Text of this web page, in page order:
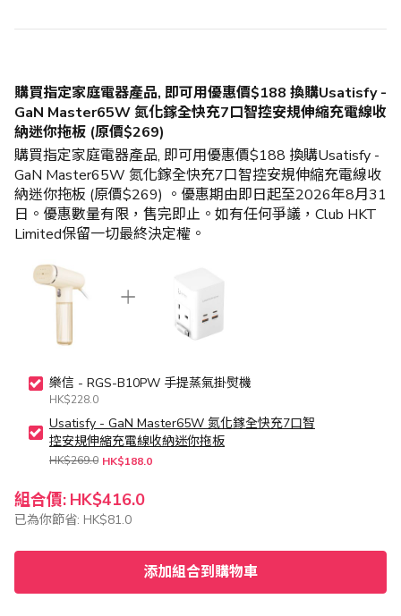
購買指定家庭電器產品, 即可用優惠價$188 換購Usatisfy -
GaN Master65W 氮化鎵全快充7口智控安規伸縮充電線收
納迷你拖板 (原價$269)
購買指定家庭電器產品, 即可用優惠價$188 換購Usatisfy -
GaN Master65W 氮化鎵全快充7口智控安規伸縮充電線收
納迷你拖板 (原價$269) 。優惠期由即日起至2026年8月31
日。優惠數量有限，售完即止。如有任何爭議，Club HKT
Limited保留一切最終決定權。
組合價: HK$416.0
已為你節省: HK$81.0
添加組合到購物車
樂信 - RGS-B10PW 手提蒸氣掛熨機
HK$228.0
Usatisfy - GaN Master65W 氮化鎵全快充7口智
控安規伸縮充電線收納迷你拖板
HK$269.0 HK$188.0